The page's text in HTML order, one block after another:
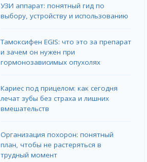
УЗИ аппарат: понятный гид по
выбору, устройству и использованию
Тамоксифен EGIS: что это за препарат
и зачем он нужен при
гормонозависимых опухолях
Кариес под прицелом: как сегодня
лечат зубы без страха и лишних
вмешательств
Организация похорон: понятный
план, чтобы не растеряться в
трудный момент